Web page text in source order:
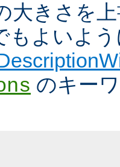
大きさを
もよいよ
のキー